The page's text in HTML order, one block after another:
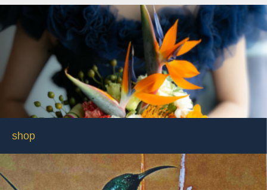
shop